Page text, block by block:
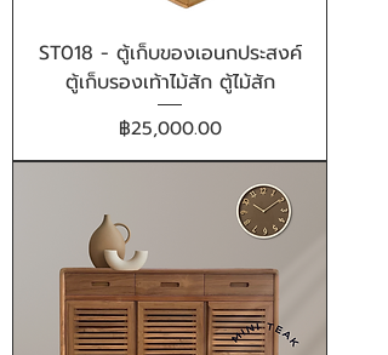
ST018 - ตู้เก็บของเอนกประสงค์
ตู้เก็บรองเท้าไม้สัก ตู้ไม้สัก
ราคา
฿25,000.00